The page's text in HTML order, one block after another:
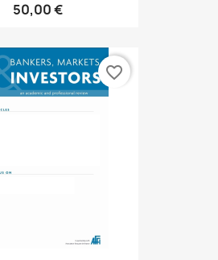
50,00 €
favorite_border